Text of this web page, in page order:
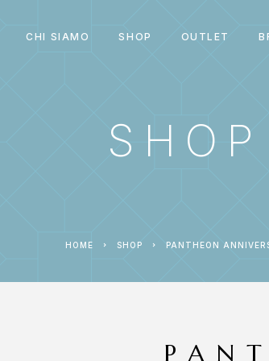
CHI SIAMO SHOP OUTLET
SHOP
HOME SHOP PANTHEON